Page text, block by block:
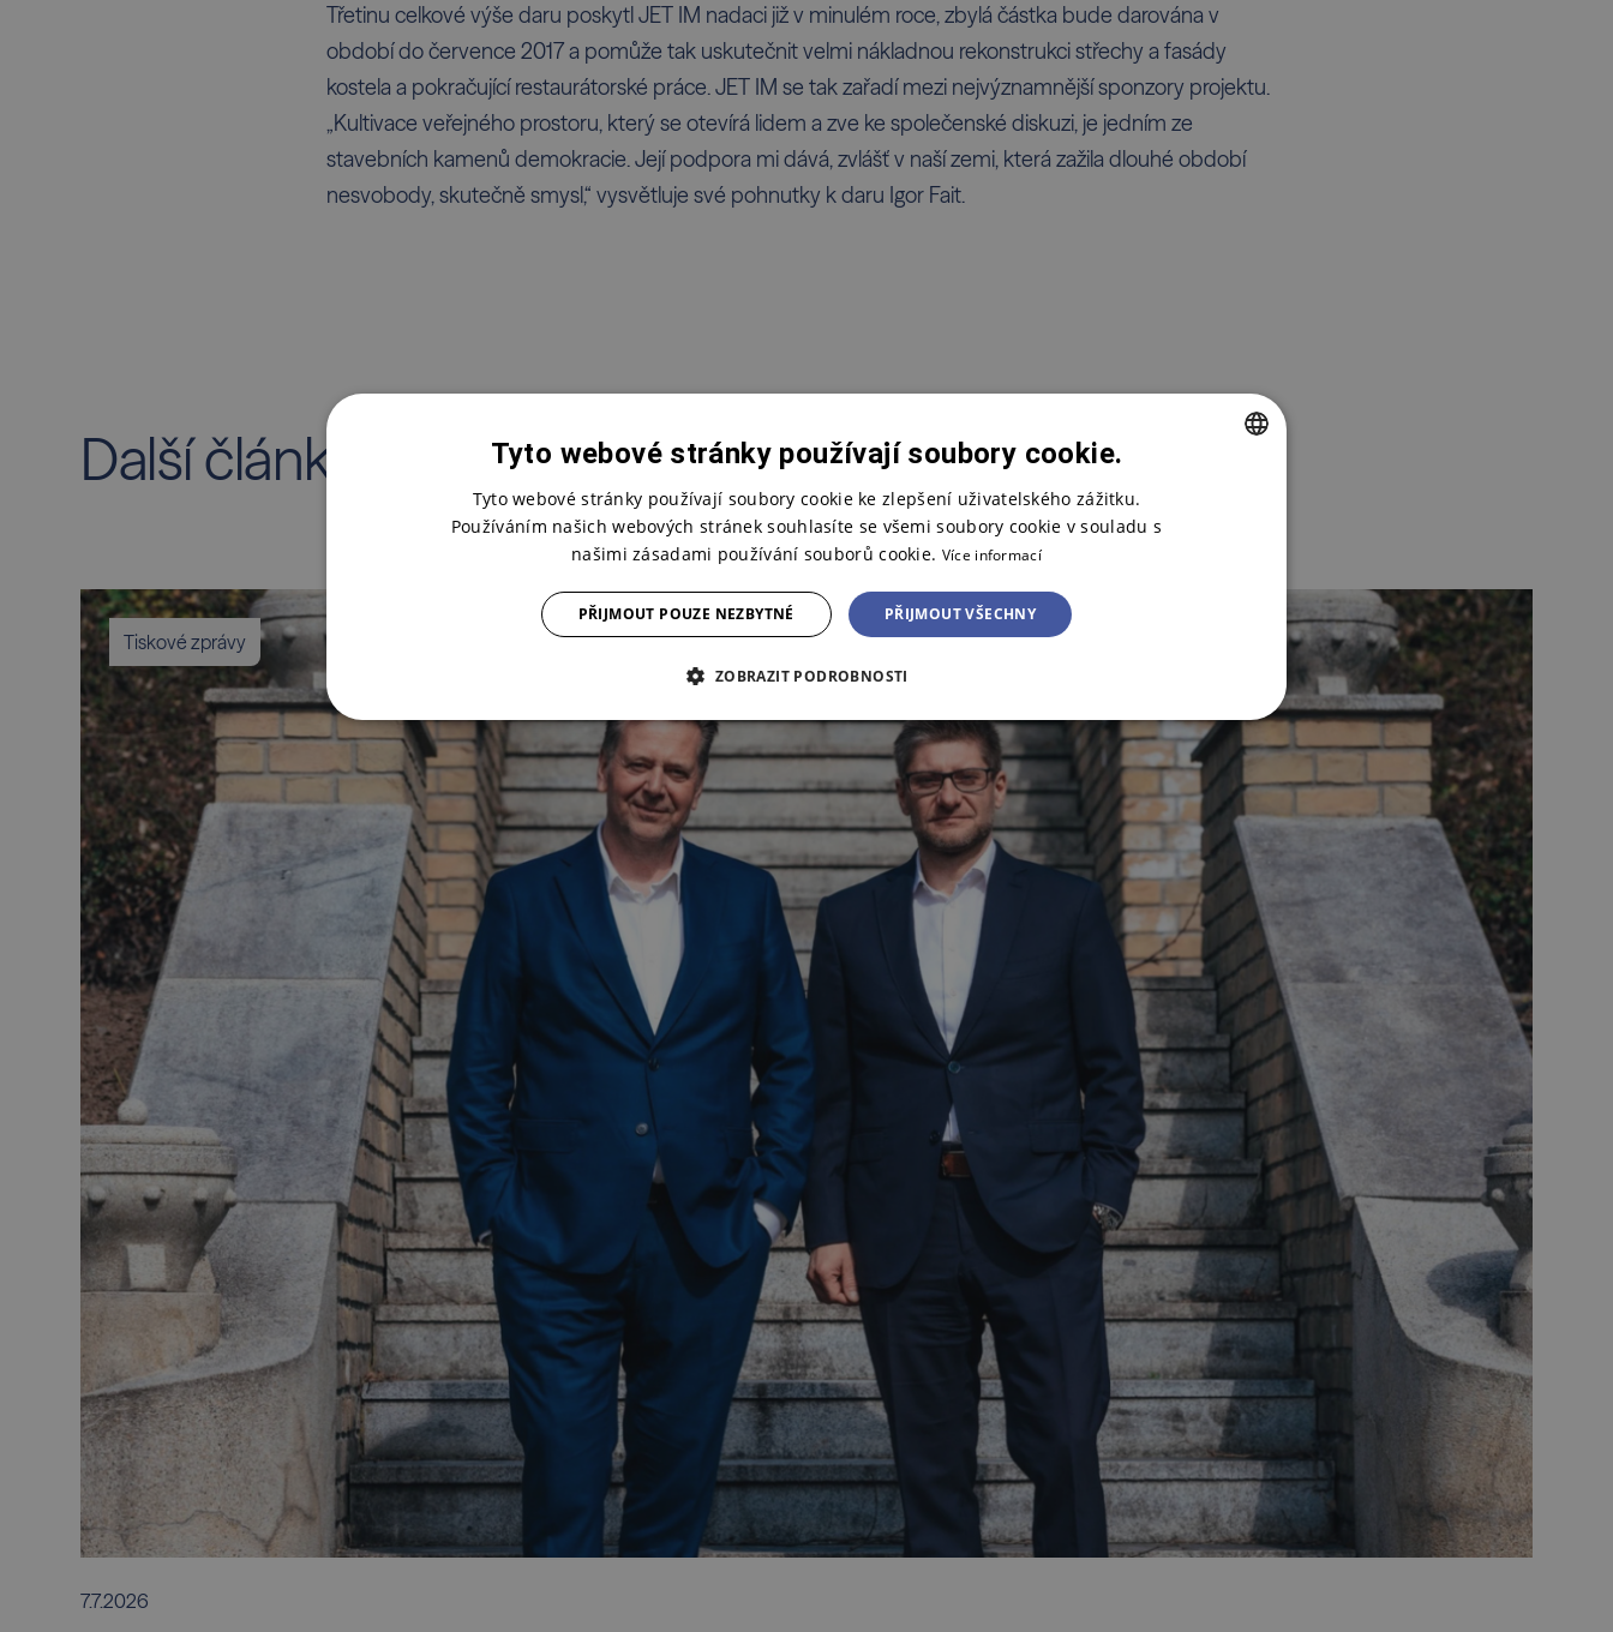
Třetinu celkové výše daru poskytl JET IM nadaci již v minulém roce, zbylá částka bude darována v
období do července 2017 a pomůže tak uskutečnit velmi nákladnou rekonstrukci střechy a fasády
kostela a pokračující restaurátorské práce. JET IM se tak zařadí mezi nejvýznamnější sponzory projektu.
„Kultivace veřejného prostoru, který se otevírá lidem a zve ke společenské diskuzi, je jedním ze
stavebních kamenů demokracie. Její podpora mi dává, zvlášť v naší zemi, která zažila dlouhé období
nesvobody, skutečně smysl,“ vysvětluje své pohnutky k daru Igor Fait.
Další články z magazínu
Tiskové zprávy
7.7.2026
Tyto webové stránky používají soubory cookie.
Tyto webové stránky používají soubory cookie ke zlepšení uživatelského zážitku.
Používáním našich webových stránek souhlasíte se všemi soubory cookie v souladu s
našimi zásadami používání souborů cookie. Více informací
PŘIJMOUT VŠECHNY
PŘIJMOUT POUZE NEZBYTNÉ
ZOBRAZIT PODROBNOSTI